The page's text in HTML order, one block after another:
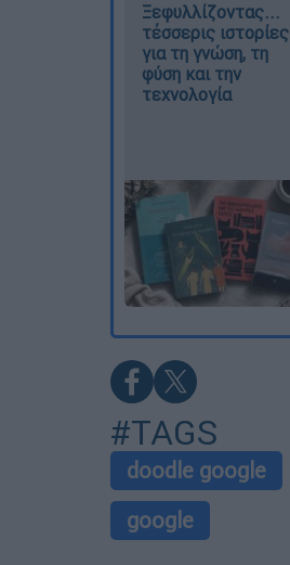
Ξεφυλλίζοντας...
τέσσερις ιστορίες
για τη γνώση, τη
φύση και την
τεχνολογία
#TAGS
doodle google
google